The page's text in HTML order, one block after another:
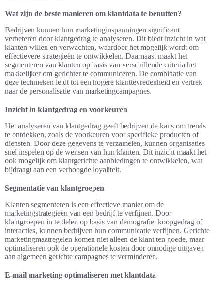
Wat zijn de beste manieren om klantdata te benutten?
Bedrijven kunnen hun marketinginspanningen significant
verbeteren door klantgedrag te analyseren. Dit biedt inzicht in wat
klanten willen en verwachten, waardoor het mogelijk wordt om
effectievere strategieën te ontwikkelen. Daarnaast maakt het
segmenteren van klanten op basis van verschillende criteria het
makkelijker om gerichter te communiceren. De combinatie van
deze technieken leidt tot een hogere klanttevredenheid en vertrek
naar de personalisatie van marketingcampagnes.
Inzicht in klantgedrag en voorkeuren
Het analyseren van klantgedrag geeft bedrijven de kans om trends
te ontdekken, zoals de voorkeuren voor specifieke producten of
diensten. Door deze gegevens te verzamelen, kunnen organisaties
snel inspelen op de wensen van hun klanten. Dit inzicht maakt het
ook mogelijk om klantgerichte aanbiedingen te ontwikkelen, wat
bijdraagt aan een verhoogde loyaliteit.
Segmentatie van klantgroepen
Klanten segmenteren is een effectieve manier om de
marketingstrategieën van een bedrijf te verfijnen. Door
klantgroepen in te delen op basis van demografie, koopgedrag of
interacties, kunnen bedrijven hun communicatie verfijnen. Gerichte
marketingmaatregelen komen niet alleen de klant ten goede, maar
optimaliseren ook de operationele kosten door onnodige uitgaven
aan algemeen gerichte campagnes te verminderen.
E-mail marketing optimaliseren met klantdata